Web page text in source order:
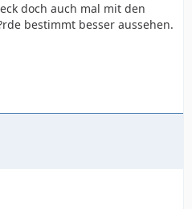
doch auch mal mit den
bestimmt besser aussehen.